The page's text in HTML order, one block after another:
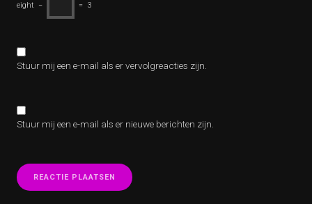
eight − = 3
Stuur mij een e-mail als er vervolgreacties zijn.
Stuur mij een e-mail als er nieuwe berichten zijn.